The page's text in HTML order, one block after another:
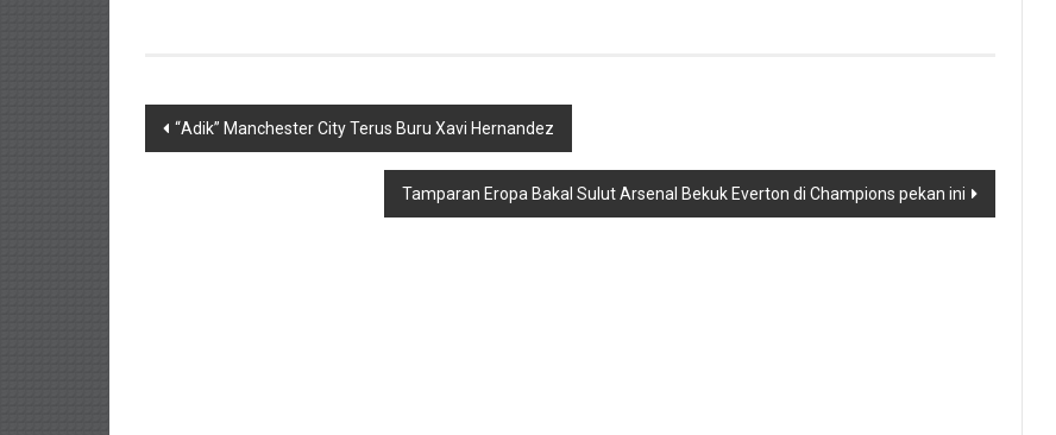
Navigasi
“Adik” Manchester City Terus Buru Xavi Hernandez
Tamparan Eropa Bakal Sulut Arsenal Bekuk Everton di Champions pekan ini